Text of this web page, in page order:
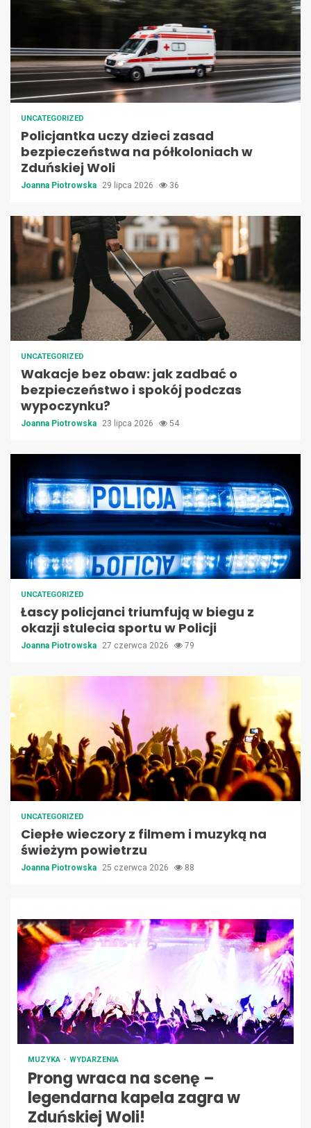
UNCATEGORIZED
Policjantka uczy dzieci zasad
bezpieczeństwa na półkoloniach w
Zduńskiej Woli
Joanna Piotrowska 29 lipca 2026 36
UNCATEGORIZED
Wakacje bez obaw: jak zadbać o
bezpieczeństwo i spokój podczas
wypoczynku?
Joanna Piotrowska 23 lipca 2026 54
UNCATEGORIZED
Łascy policjanci triumfują w biegu z
okazji stulecia sportu w Policji
Joanna Piotrowska 27 czerwca 2026 79
UNCATEGORIZED
Ciepłe wieczory z filmem i muzyką na
świeżym powietrzu
Joanna Piotrowska 25 czerwca 2026 88
MUZYKA WYDARZENIA
Prong wraca na scenę –
legendarna kapela zagra w
Zduńskiej Woli!